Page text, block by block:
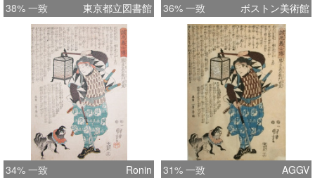
38% 一致 東京都立図書館 36% 一致 ボストン美術館
34% 一致 Ronin 31% 一致 AGGV